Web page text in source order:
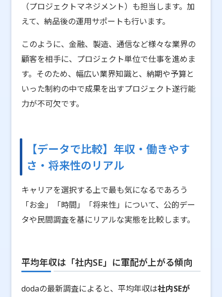
（プロジェクトマネジメント）も担当します。加
えて、納品後の運用サポートも行います。
このように、金融、製造、通信など様々な業界の
顧客を相手に、プロジェクト単位で仕事を進めま
す。そのため、幅広い業界知識と、納期や予算と
いった制約の中で成果を出すプロジェクト遂行能
力が不可欠です。
【データで比較】年収・働きやす
さ・将来性のリアル
キャリアを選択する上で最も気になるであろう
「お金」「時間」「将来性」について、公的デー
タや民間調査を基にリアルな実態を比較します。
平均年収は「社内SE」に軍配が上がる傾向
dodaの最新調査によると、平均年収は社内SEが